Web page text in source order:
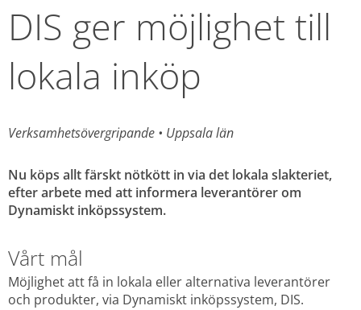
DIS ger möjlighet till
lokala inköp
Verksamhetsövergripande • Uppsala län
Nu köps allt färskt nötkött in via det lokala slakteriet,
efter arbete med att informera leverantörer om
Dynamiskt inköpssystem.
Vårt mål
Möjlighet att få in lokala eller alternativa leverantörer
och produkter, via Dynamiskt inköpssystem, DIS.